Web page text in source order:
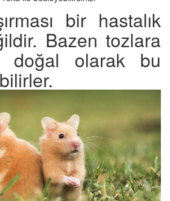
bir hastalık
Bazen tozlara
doğal olarak bu